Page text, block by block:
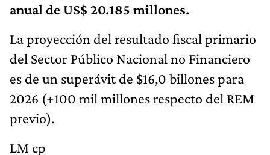
anual de US$ 20.185 millones.
La proyección del resultado fiscal primario
del Sector Público Nacional no Financiero
es de un superávit de $16,0 billones para
2026 (+100 mil millones respecto del REM
previo).
LM cp